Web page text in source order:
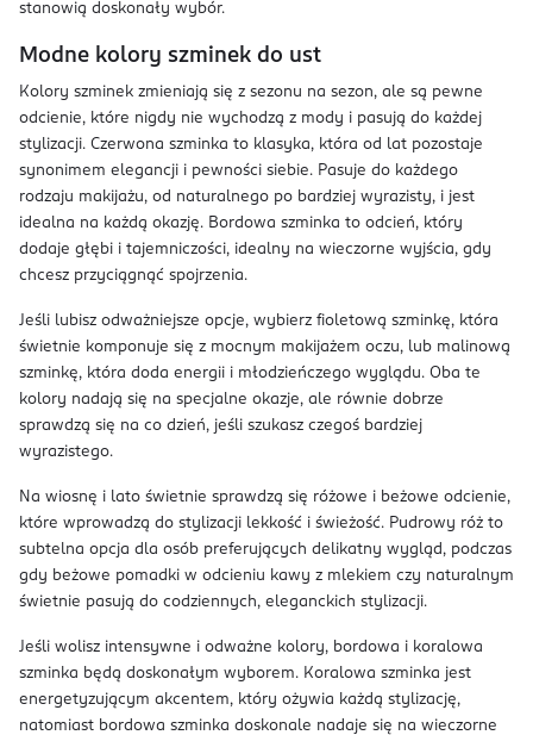
stanowią doskonały wybór.
Modne kolory szminek do ust
Kolory szminek zmieniają się z sezonu na sezon, ale są pewne
odcienie, które nigdy nie wychodzą z mody i pasują do każdej
stylizacji. Czerwona szminka to klasyka, która od lat pozostaje
synonimem elegancji i pewności siebie. Pasuje do każdego
rodzaju makijażu, od naturalnego po bardziej wyrazisty, i jest
idealna na każdą okazję. Bordowa szminka to odcień, który
dodaje głębi i tajemniczości, idealny na wieczorne wyjścia, gdy
chcesz przyciągnąć spojrzenia.
Jeśli lubisz odważniejsze opcje, wybierz fioletową szminkę, która
świetnie komponuje się z mocnym makijażem oczu, lub malinową
szminkę, która doda energii i młodzieńczego wyglądu. Oba te
kolory nadają się na specjalne okazje, ale równie dobrze
sprawdzą się na co dzień, jeśli szukasz czegoś bardziej
wyrazistego.
Na wiosnę i lato świetnie sprawdzą się różowe i beżowe odcienie,
które wprowadzą do stylizacji lekkość i świeżość. Pudrowy róż to
subtelna opcja dla osób preferujących delikatny wygląd, podczas
gdy beżowe pomadki w odcieniu kawy z mlekiem czy naturalnym
świetnie pasują do codziennych, eleganckich stylizacji.
Jeśli wolisz intensywne i odważne kolory, bordowa i koralowa
szminka będą doskonałym wyborem. Koralowa szminka jest
energetyzującym akcentem, który ożywia każdą stylizację,
natomiast bordowa szminka doskonale nadaje się na wieczorne